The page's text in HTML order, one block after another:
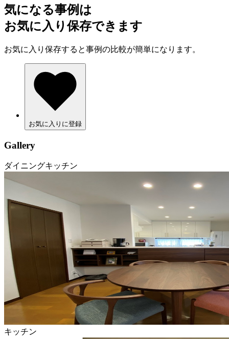
気になる事例は
お気に入り保存できます
お気に入り保存すると事例の比較が簡単になります。
お気に入りに登録
Gallery
ダイニングキッチン
キッチン